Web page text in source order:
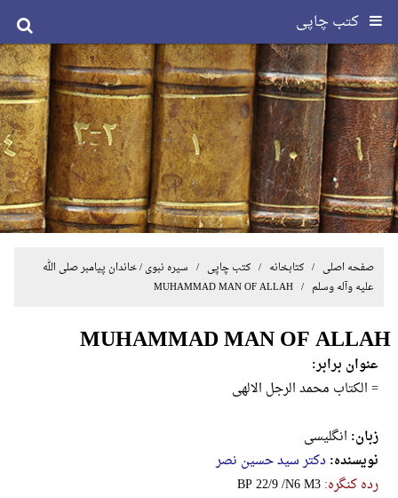
کتب چاپی
صفحه اصلی / کتابخانه /کتب چاپی / سیره نبوی / خاندان پیامبر صلی الله
علیه وآله وسلم / MUHAMMAD MAN OF ALLAH
MUHAMMAD MAN OF ALLAH
عنوان برابر:
= الکتاب محمد الرجل الالهی
زبان: انگلیسی
نویسنده: دکتر سید حسین نصر
رده کنگره:‎B‎P‎ ‎2‎2‎/‎9‎ ‎/‎N‎6‎ ‎M‎3